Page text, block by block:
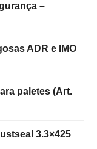
–
ADR e IMO
paletes (Art.
3.3×425